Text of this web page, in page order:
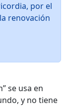
por el
renovación
se usa en
y no tiene